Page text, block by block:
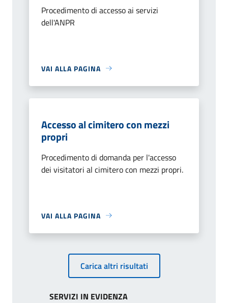
Procedimento di accesso ai servizi
dell'ANPR
VAI ALLA PAGINA
Accesso al cimitero con mezzi
propri
Procedimento di domanda per l'accesso
dei visitatori al cimitero con mezzi propri.
VAI ALLA PAGINA
Carica altri risultati
SERVIZI IN EVIDENZA